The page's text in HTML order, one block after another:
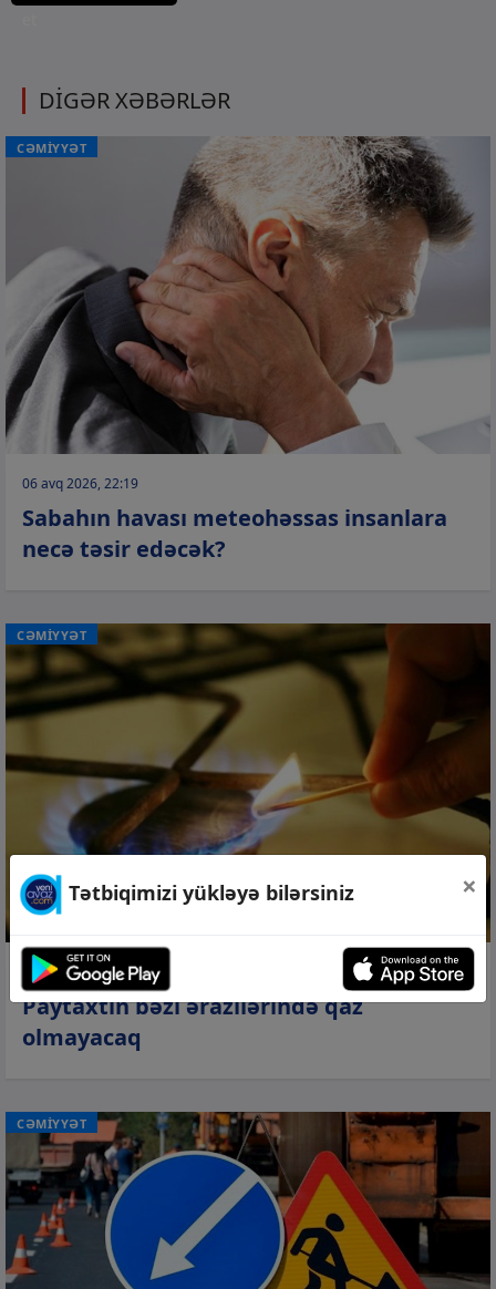
DİGƏR XƏBƏRLƏR
CƏMİYYƏT
06 avq 2026, 22:19
Sabahın havası meteohəssas insanlara
necə təsir edəcək?
CƏMİYYƏT
06 avq 2026, 21:47
Paytaxtın bəzi ərazilərində qaz
olmayacaq
CƏMİYYƏT
Tətbiqimizi yükləyə bilərsiniz ×